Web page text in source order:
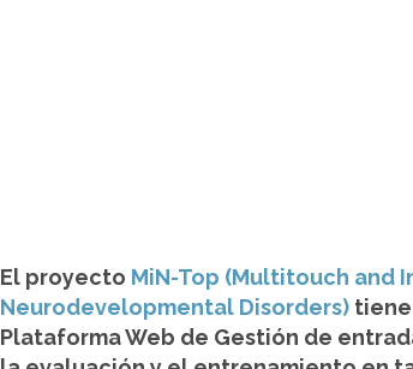
El proyecto MiN-Top (Multitouch and
Neurodevelopmental Disorders)
Plataforma Web de Gestión de